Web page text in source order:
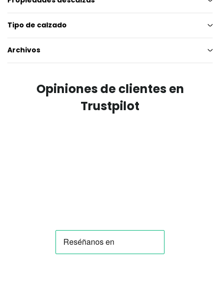
Tipo de calzado
Archivos
Opiniones de clientes en
Trustpilot